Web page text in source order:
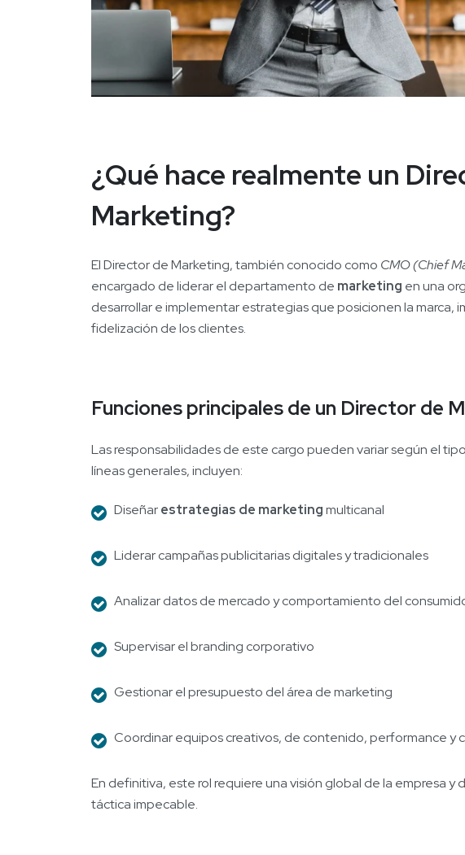
¿Qué hace realmente un
Marketing?
El Director de Marketing, también conocido como CMO (Chief
encargado de liderar el departamento de marketing en una
desarrollar e implementar estrategias que posicionen la marca,
fidelización de los clientes.
Funciones principales de un Director de
Las responsabilidades de este cargo pueden variar según el
líneas generales, incluyen:
Diseñarestrategias de marketingmulticanal
Liderar campañas publicitarias digitales y tradicionales
Analizar datos de mercado y comportamiento del
Supervisar el branding corporativo
Gestionar el presupuesto del área de marketing
Coordinar equipos creativos, de contenido, performance y
En definitiva, este rol requiere una visión global de la empresa y
táctica impecable.